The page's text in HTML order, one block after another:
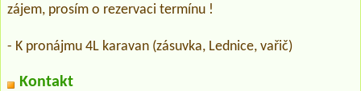
zájem, prosím o rezervaci termínu !
- K pronájmu 4L karavan (zásuvka, Lednice, vařič)
Kontakt